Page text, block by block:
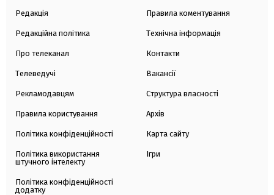
Редакція
Редакційна політика
Про телеканал
Телеведучі
Рекламодавцям
Правила користування
Політика конфіденційності
Політика використання
штучного інтелекту
Політика конфіденційності
додатку
Правила коментування
Технічна інформація
Контакти
Вакансії
Структура власності
Архів
Карта сайту
Ігри